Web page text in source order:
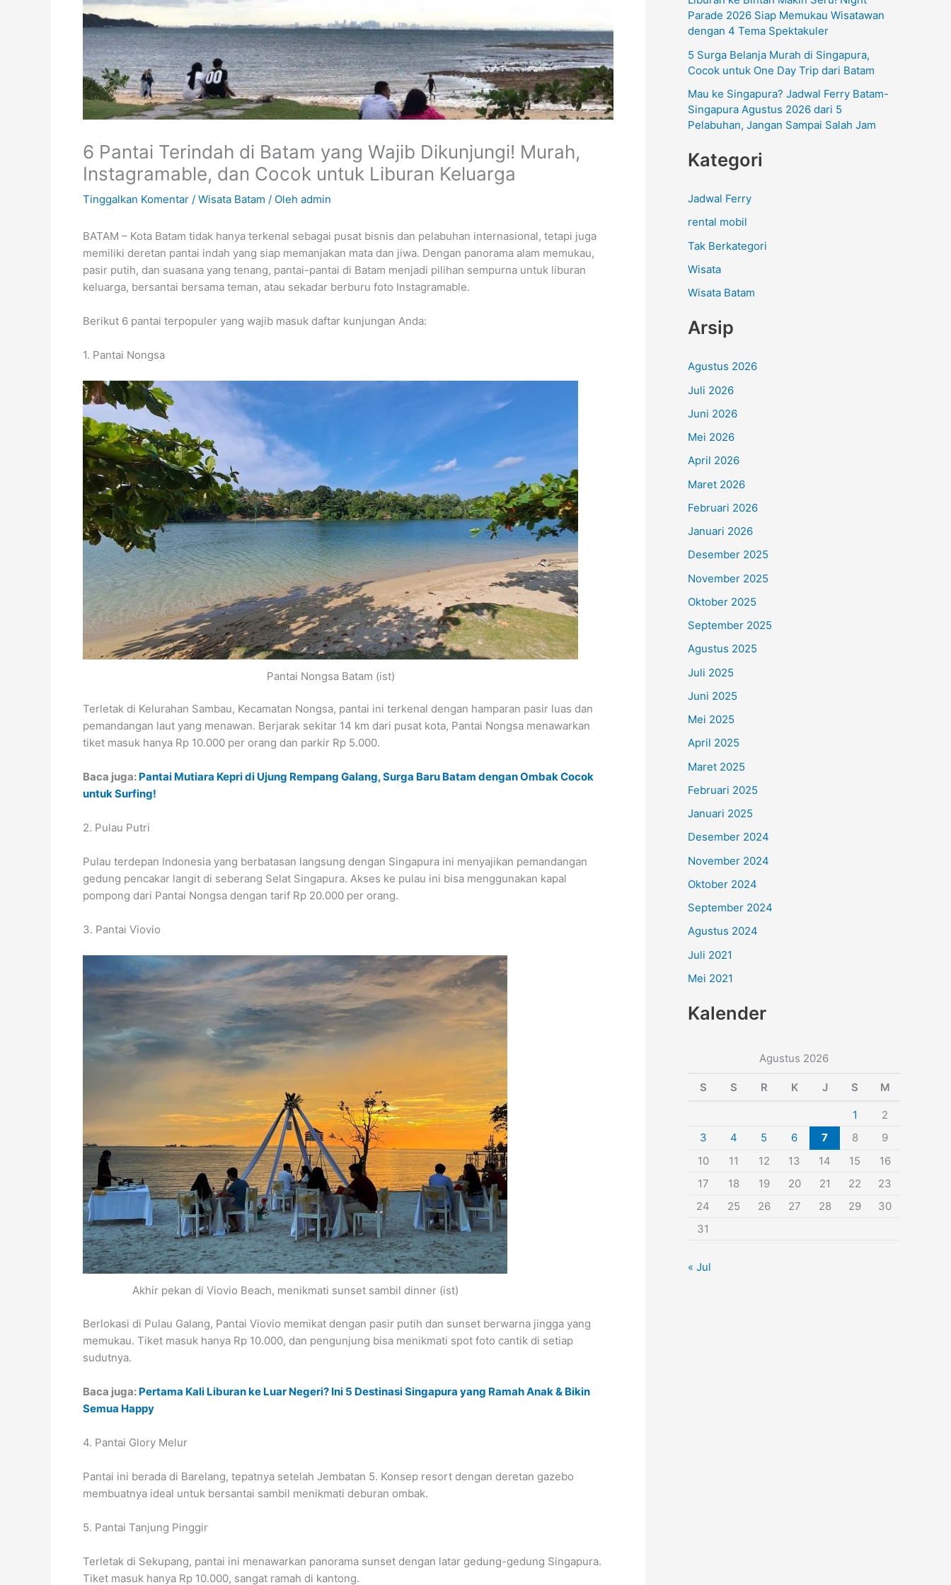
6 Pantai Terindah di Batam yang Wajib Dikunjungi! Murah,
Instagramable, dan Cocok untuk Liburan Keluarga
Tinggalkan Komentar / Wisata Batam / Oleh admin
BATAM – Kota Batam tidak hanya terkenal sebagai pusat bisnis dan pelabuhan internasional, tetapi juga
memiliki deretan pantai indah yang siap memanjakan mata dan jiwa. Dengan panorama alam memukau,
pasir putih, dan suasana yang tenang, pantai-pantai di Batam menjadi pilihan sempurna untuk liburan
keluarga, bersantai bersama teman, atau sekadar berburu foto Instagramable.
Berikut 6 pantai terpopuler yang wajib masuk daftar kunjungan Anda:
1. Pantai Nongsa
Pantai Nongsa Batam (ist)
Terletak di Kelurahan Sambau, Kecamatan Nongsa, pantai ini terkenal dengan hamparan pasir luas dan
pemandangan laut yang menawan. Berjarak sekitar 14 km dari pusat kota, Pantai Nongsa menawarkan
tiket masuk hanya Rp 10.000 per orang dan parkir Rp 5.000.
Baca juga: Pantai Mutiara Kepri di Ujung Rempang Galang, Surga Baru Batam dengan Ombak Cocok
untuk Surfing!
2. Pulau Putri
Pulau terdepan Indonesia yang berbatasan langsung dengan Singapura ini menyajikan pemandangan
gedung pencakar langit di seberang Selat Singapura. Akses ke pulau ini bisa menggunakan kapal
pompong dari Pantai Nongsa dengan tarif Rp 20.000 per orang.
3. Pantai Viovio
Akhir pekan di Viovio Beach, menikmati sunset sambil dinner (ist)
Berlokasi di Pulau Galang, Pantai Viovio memikat dengan pasir putih dan sunset berwarna jingga yang
memukau. Tiket masuk hanya Rp 10.000, dan pengunjung bisa menikmati spot foto cantik di setiap
sudutnya.
Baca juga: Pertama Kali Liburan ke Luar Negeri? Ini 5 Destinasi Singapura yang Ramah Anak & Bikin
Semua Happy
4. Pantai Glory Melur
Pantai ini berada di Barelang, tepatnya setelah Jembatan 5. Konsep resort dengan deretan gazebo
membuatnya ideal untuk bersantai sambil menikmati deburan ombak.
5. Pantai Tanjung Pinggir
Terletak di Sekupang, pantai ini menawarkan panorama sunset dengan latar gedung-gedung Singapura.
Tiket masuk hanya Rp 10.000, sangat ramah di kantong.
Parade 2026 Siap Memukau Wisatawan
dengan 4 Tema Spektakuler
5 Surga Belanja Murah di Singapura,
Cocok untuk One Day Trip dari Batam
Mau ke Singapura? Jadwal Ferry Batam-
Singapura Agustus 2026 dari 5
Pelabuhan, Jangan Sampai Salah Jam
Kategori
Jadwal Ferry
rental mobil
Tak Berkategori
Wisata
Wisata Batam
Arsip
Agustus 2026
Juli 2026
Juni 2026
Mei 2026
April 2026
Maret 2026
Februari 2026
Januari 2026
Desember 2025
November 2025
Oktober 2025
September 2025
Agustus 2025
Juli 2025
Juni 2025
Mei 2025
April 2025
Maret 2025
Februari 2025
Januari 2025
Desember 2024
November 2024
Oktober 2024
September 2024
Agustus 2024
Juli 2021
Mei 2021
Kalender
Agustus 2026
S S R K J S M
1
2
3
4 5 6 7 8
9
10
11 12 13 14 15
16
17
18 19 20 21 22
23
24
25 26 27 28 29
30
31
« Jul